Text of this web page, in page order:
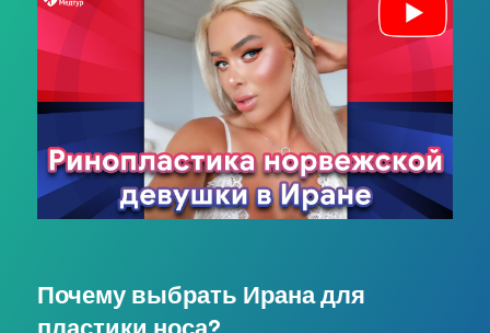
Почему выбрать Ирана для